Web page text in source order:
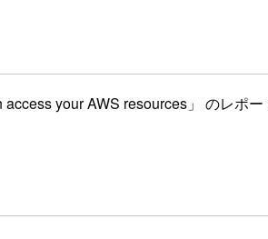
your AWS resources」 のレポー